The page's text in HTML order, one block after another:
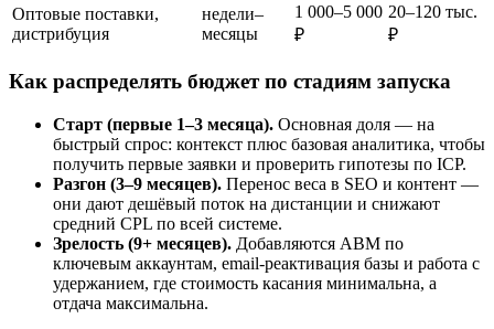
Оптовые поставки,
дистрибуция
недели–
месяцы
1 000–5 000
₽
20–120 тыс.
₽
Как распределять бюджет по стадиям запуска
Старт (первые 1–3 месяца). Основная доля — на
быстрый спрос: контекст плюс базовая аналитика, чтобы
получить первые заявки и проверить гипотезы по ICP.
Разгон (3–9 месяцев). Перенос веса в SEO и контент —
они дают дешёвый поток на дистанции и снижают
средний CPL по всей системе.
Зрелость (9+ месяцев). Добавляются ABM по
ключевым аккаунтам, email-реактивация базы и работа с
удержанием, где стоимость касания минимальна, а
отдача максимальна.